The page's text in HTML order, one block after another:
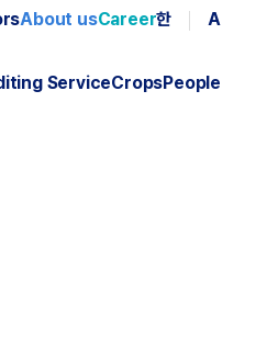
About usCareer한 A
ServiceCropsPeople